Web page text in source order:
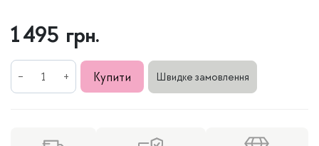
1 495 грн.
Браслет
позолоті
Купити Швидке замовлення